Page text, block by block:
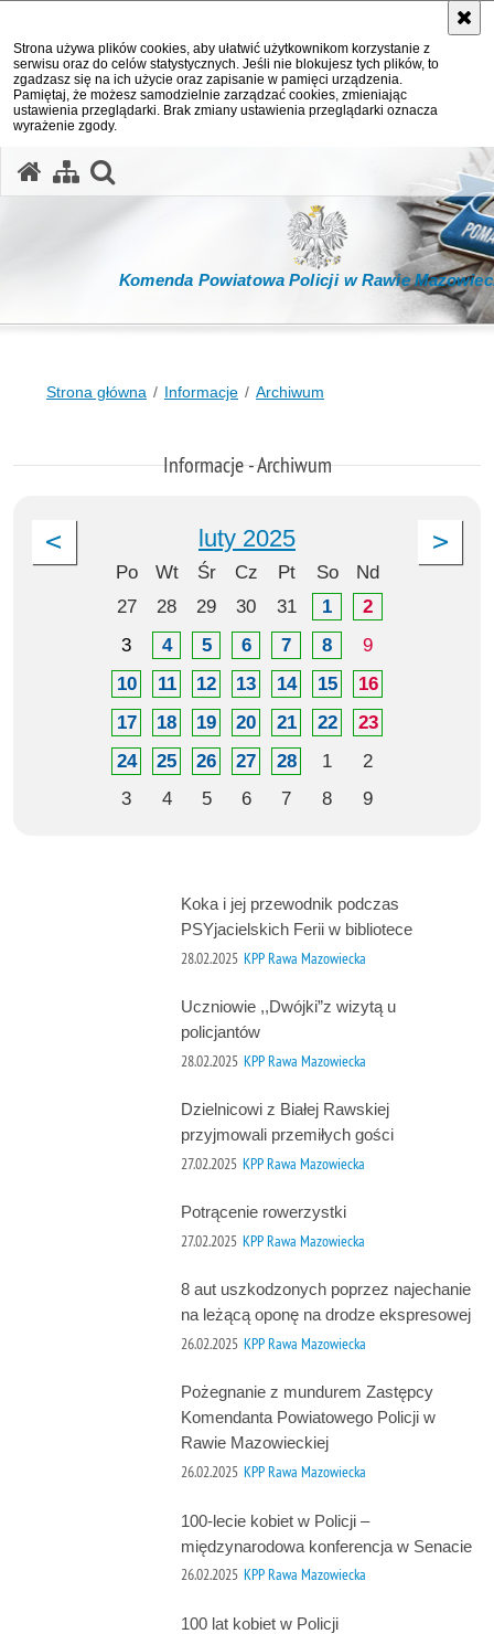
Strona używa plików cookies, aby ułatwić użytkownikom korzystanie z
serwisu oraz do celów statystycznych. Jeśli nie blokujesz tych plików, to
zgadzasz się na ich użycie oraz zapisanie w pamięci urządzenia.
Pamiętaj, że możesz samodzielnie zarządzać cookies, zmieniając
ustawienia przeglądarki. Brak zmiany ustawienia przeglądarki oznacza
wyrażenie zgody.
Komenda Powiatowa Policji w Rawie
Strona główna Informacje Archiwum
Informacje - Archiwum
luty 2025
Po Wt Śr Cz Pt So
Nd
27
28 29 30 31 1
2
3
4 5 6 7 8
9
10
11 12 13 14 15
16
17
18 19 20 21 22
23
24
25 26 27 28 1
2
3
4 5 6 7 8 9
Koka i jej przewodnik podczas
PSYjacielskich Ferii w bibliotece
28.02.2025 KPP Rawa Mazowiecka
Uczniowie ,,Dwójki”z wizytą u
policjantów
28.02.2025 KPP Rawa Mazowiecka
Dzielnicowi z Białej Rawskiej
przyjmowali przemiłych gości
27.02.2025 KPP Rawa Mazowiecka
Potrącenie rowerzystki
27.02.2025 KPP Rawa Mazowiecka
8 aut uszkodzonych poprzez najechanie
na leżącą oponę na drodze ekspresowej
26.02.2025 KPP Rawa Mazowiecka
Pożegnanie z mundurem Zastępcy
Komendanta Powiatowego Policji w
Rawie Mazowieckiej
26.02.2025 KPP Rawa Mazowiecka
100-lecie kobiet w Policji –
międzynarodowa konferencja w Senacie
26.02.2025 KPP Rawa Mazowiecka
100 lat kobiet w Policji